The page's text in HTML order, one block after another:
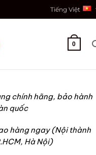
Tiếng Việt
0
chính hãng, bảo hành
quốc
hàng ngay (Nội thành
Hà Nội)